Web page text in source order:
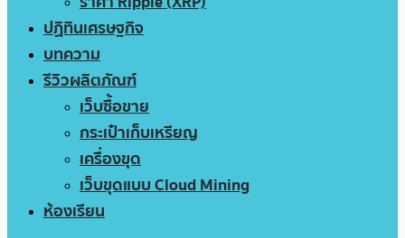
ปฏิทินเศรษฐกิจ
บทความ
รีวิวผลิตภัณฑ์
เว็บซื้อขาย
กระเป๋าเก็บเหรียญ
เครื่องขุด
เว็บขุดแบบ Cloud Mining
ห้องเรียน